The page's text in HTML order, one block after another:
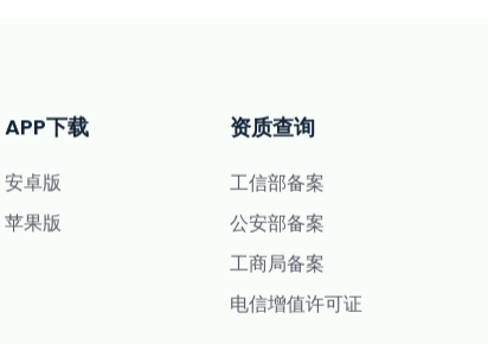
APP下载
安卓版
苹果版
资质查询
工信部备案
公安部备案
工商局备案
电信增值许可证